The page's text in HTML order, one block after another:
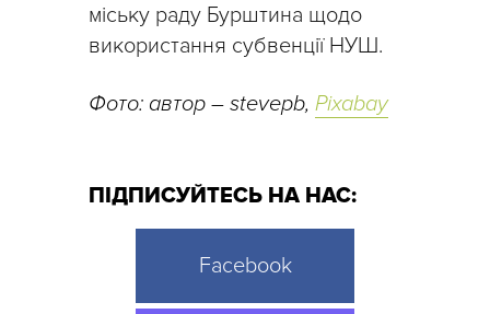
міську раду Бурштина щодо
використання субвенції НУШ.
Фото: автор – stevepb, Pixabay
ПІДПИСУЙТЕСЬ НА НАС:
Facebook